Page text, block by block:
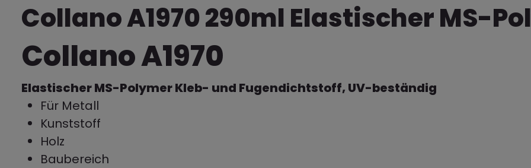
Collano A1970 290ml Elastischer MS-
Collano A1970
Elastischer MS-Polymer Kleb- und Fugendichtstoff, UV-beständig
Für Metall
Kunststoff
Holz
Baubereich